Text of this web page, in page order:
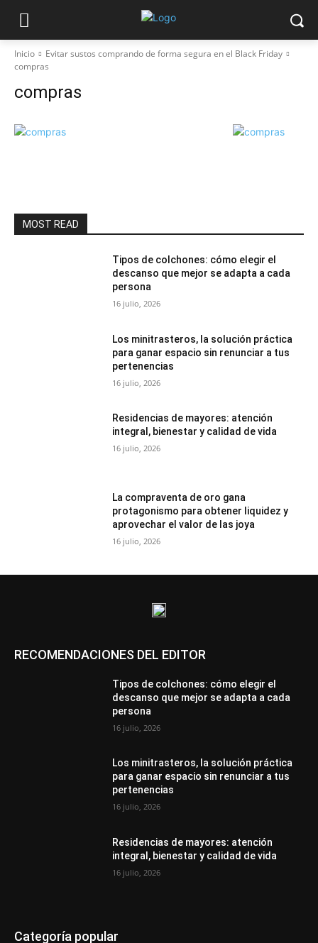
Inicio
Evitar sustos comprando de forma segura en el Black Friday
compras
compras
MOST READ
Tipos de colchones: cómo elegir el
descanso que mejor se adapta a cada
persona
16 julio, 2026
Los minitrasteros, la solución práctica
para ganar espacio sin renunciar a tus
pertenencias
16 julio, 2026
Residencias de mayores: atención
integral, bienestar y calidad de vida
16 julio, 2026
La compraventa de oro gana
protagonismo para obtener liquidez y
aprovechar el valor de las joya
16 julio, 2026
RECOMENDACIONES DEL EDITOR
Tipos de colchones: cómo elegir el
descanso que mejor se adapta a cada
persona
16 julio, 2026
Los minitrasteros, la solución práctica
para ganar espacio sin renunciar a tus
pertenencias
16 julio, 2026
Residencias de mayores: atención
integral, bienestar y calidad de vida
16 julio, 2026
Categoría popular